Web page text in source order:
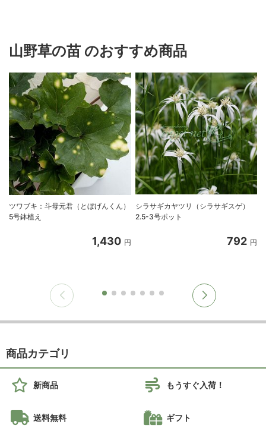
山野草の苗 のおすすめ商品
ツワブキ：斗母元君（とぼげんくん）
5号鉢植え
1,430 円
シラサギカヤツリ（シラサギスゲ）
2.5-3号ポット
792 円
商品カテゴリ
新商品 もうすぐ入荷！
送料無料 ギフト